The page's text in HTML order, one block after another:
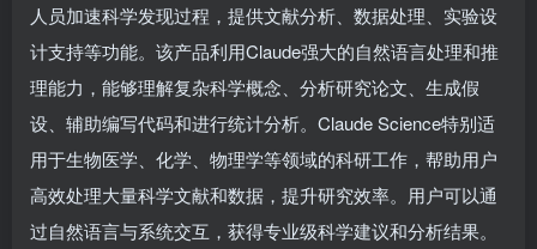
人员加速科学发现过程，提供文献分析、数据处理、实验设
计支持等功能。该产品利用Claude强大的自然语言处理和推
理能力，能够理解复杂科学概念、分析研究论文、生成假
设、辅助编写代码和进行统计分析。Claude Science特别适
用于生物医学、化学、物理学等领域的科研工作，帮助用户
高效处理大量科学文献和数据，提升研究效率。用户可以通
过自然语言与系统交互，获得专业级科学建议和分析结果。